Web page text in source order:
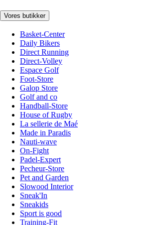
Vores butikker
Basket-Center
Daily Bikers
Direct Running
Direct-Volley
Espace Golf
Foot-Store
Galop Store
Golf and co
Handball-Store
House of Rugby
La sellerie de Maé
Made in Paradis
Nauti-wave
On-Fight
Padel-Expert
Pecheur-Store
Pet and Garden
Slowood Interior
Sneak'In
Sneakids
Sport is good
Training-Fit